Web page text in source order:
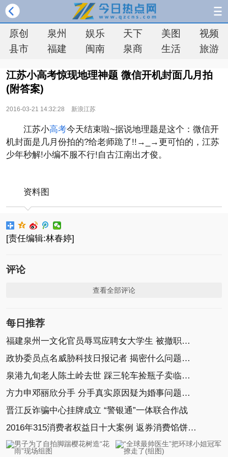
原创 泉州 娱乐 天下 美图
视频
县市
福建 闽南 泉商 生活 旅游
江苏小高考惊现地理神题 微信开机封面几月拍
(附答案)
2016-03-21 14:32:28 新浪江苏
江苏小高考今天结束啦~据说地理题是这个：微信开
机封面是几月份拍的?给老师跪了!!→_→更可怕的，江苏
少年秒解!小编不服不行!自古江南出才俊。
资料图
[责任编辑:林春婷]
评论
查看全部评论
每日推荐
福建泉州一文化官员辱骂应聘女大学生 被撤职开除
政协委员点名威胁科技日报记者 揭密什么问题惹怒
泉港九旬老人陈土岭去世 踩三轮车捡瓶子卖临终捐
方力申邓丽欣分手 分手真实原因疑为婚事问题不合拍
晋江反诈骗中心挂牌成立 “警银通”一体联合作战
2016年315消费者权益日十大案例 返券消费馅饼变陷阱